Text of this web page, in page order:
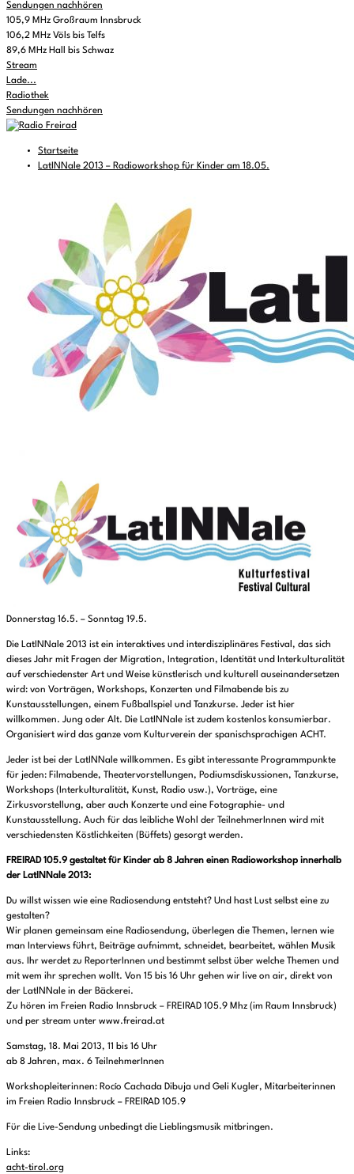
Sendungen nachhören
105,9 MHz Großraum Innsbruck
106,2 MHz Völs bis Telfs
89,6 MHz Hall bis Schwaz
Stream
Lade...
Radiothek
Sendungen nachhören
Startseite
LatINNale 2013 – Radioworkshop für Kinder am 18.05.
Donnerstag 16.5. – Sonntag 19.5.
Die LatINNale 2013 ist ein interaktives und interdisziplinäres Festival, das sich
dieses Jahr mit Fragen der Migration, Integration, Identität und Interkulturalität
auf verschiedenster Art und Weise künstlerisch und kulturell auseinandersetzen
wird: von Vorträgen, Workshops, Konzerten und Filmabende bis zu
Kunstausstellungen, einem Fußballspiel und Tanzkurse. Jeder ist hier
willkommen. Jung oder Alt. Die LatINNale ist zudem kostenlos konsumierbar.
Organisiert wird das ganze vom Kulturverein der spanischsprachigen ACHT.
Jeder ist bei der LatINNale willkommen. Es gibt interessante Programmpunkte
für jeden: Filmabende, Theatervorstellungen, Podiumsdiskussionen, Tanzkurse,
Workshops (Interkulturalität, Kunst, Radio usw.), Vorträge, eine
Zirkusvorstellung, aber auch Konzerte und eine Fotographie- und
Kunstausstellung. Auch für das leibliche Wohl der TeilnehmerInnen wird mit
verschiedensten Köstlichkeiten (Büffets) gesorgt werden.
FREIRAD 105.9 gestaltet für Kinder ab 8 Jahren einen Radioworkshop innerhalb
der LatINNale 2013:
Du willst wissen wie eine Radiosendung entsteht? Und hast Lust selbst eine zu
gestalten?
Wir planen gemeinsam eine Radiosendung, überlegen die Themen, lernen wie
man Interviews führt, Beiträge aufnimmt, schneidet, bearbeitet, wählen Musik
aus. Ihr werdet zu ReporterInnen und bestimmt selbst über welche Themen und
mit wem ihr sprechen wollt. Von 15 bis 16 Uhr gehen wir live on air, direkt von
der LatINNale in der Bäckerei.
Zu hören im Freien Radio Innsbruck – FREIRAD 105.9 Mhz (im Raum Innsbruck)
und per stream unter www.freirad.at
Samstag, 18. Mai 2013, 11 bis 16 Uhr
ab 8 Jahren, max. 6 TeilnehmerInnen
Workshopleiterinnen: Rocío Cachada Dibuja und Geli Kugler, Mitarbeiterinnen
im Freien Radio Innsbruck – FREIRAD 105.9
Für die Live-Sendung unbedingt die Lieblingsmusik mitbringen.
Links:
acht-tirol.org